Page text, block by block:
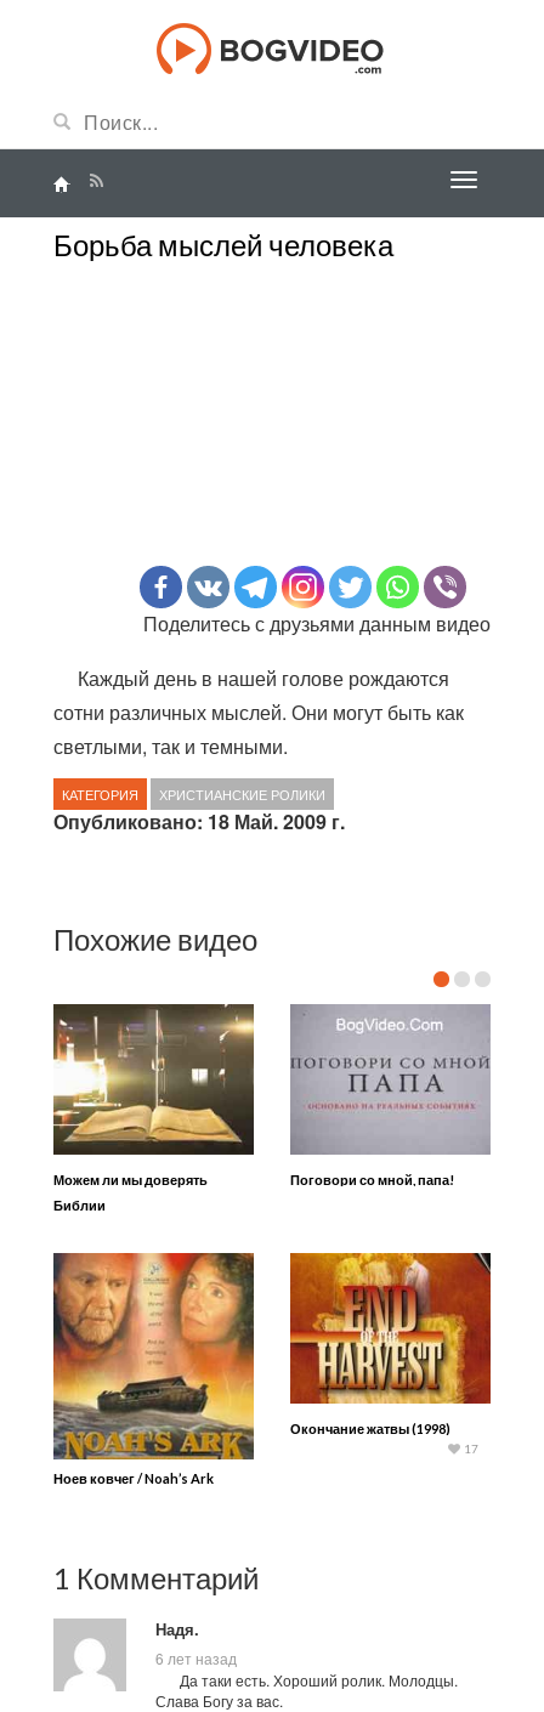
Борьба мыслей человека
Поделитесь с друзьями данным видео
Каждый день в нашей голове рождаются
сотни различных мыслей. Они могут быть как
светлыми, так и темными.
КАТЕГОРИЯ ХРИСТИАНСКИЕ РОЛИКИ
Опубликовано: 18 Май. 2009 г.
Похожие видео
Можем ли мы доверять
Библии
Поговори со мной, папа!
Ноев ковчег / Noah’s Ark
Окончание жатвы (1998)
17
1 Комментарий
Надя.
6 лет назад
Да таки есть. Хороший ролик. Молодцы.
Слава Богу за вас.